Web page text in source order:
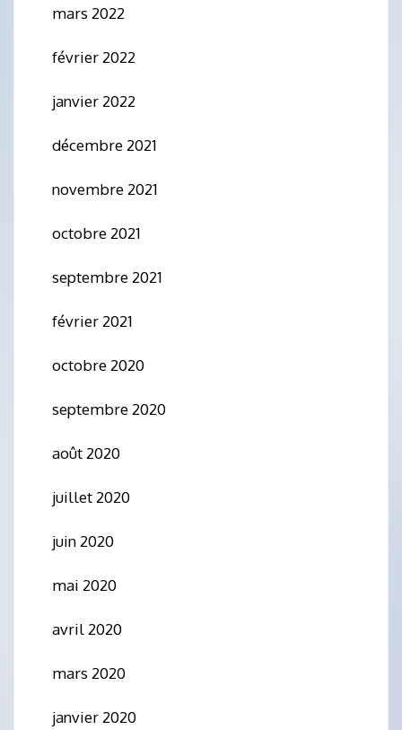
mars 2022
février 2022
janvier 2022
décembre 2021
novembre 2021
octobre 2021
septembre 2021
février 2021
octobre 2020
septembre 2020
août 2020
juillet 2020
juin 2020
mai 2020
avril 2020
mars 2020
janvier 2020